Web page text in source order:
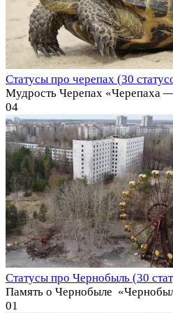
Статусы про черепах (30
Мудрость Черепах «Черепаха
04
Статусы про Чернобыль (30
Память о Чернобыле
01